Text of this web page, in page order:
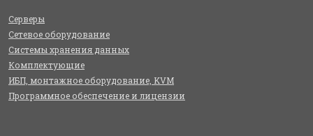
Серверы
Сетевое оборудование
Системы хранения данных
Комплектующие
ИБП, монтажное оборудование, KVM
Программное обеспечение и лицензии